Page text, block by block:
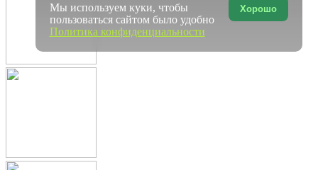
Хорошо
Мы используем куки, чтобы
пользоваться сайтом было удобно
Политика конфиденциальности